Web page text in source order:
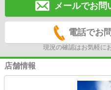
メールでお問
電話でお
現況の確認はお気軽に
店舗情報